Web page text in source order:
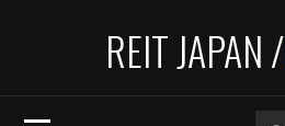
REIT JAPAN /